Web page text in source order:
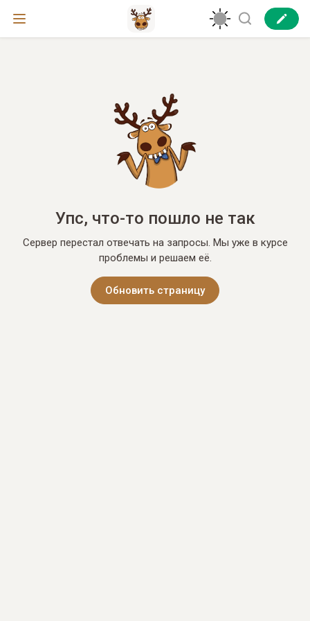
Упс, что-то пошло не так
Сервер перестал отвечать на запросы. Мы уже в курсе
проблемы и решаем её.
Обновить страницу